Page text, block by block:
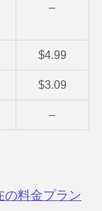
–
$4.99
$3.09
–
の料金プラン